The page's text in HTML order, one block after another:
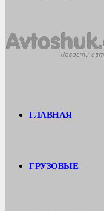
ГЛАВНАЯ
ГРУЗОВЫЕ